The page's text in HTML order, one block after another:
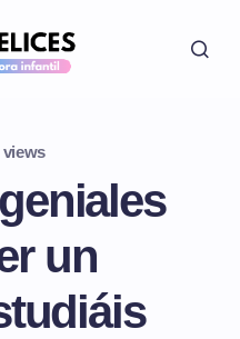
views
un